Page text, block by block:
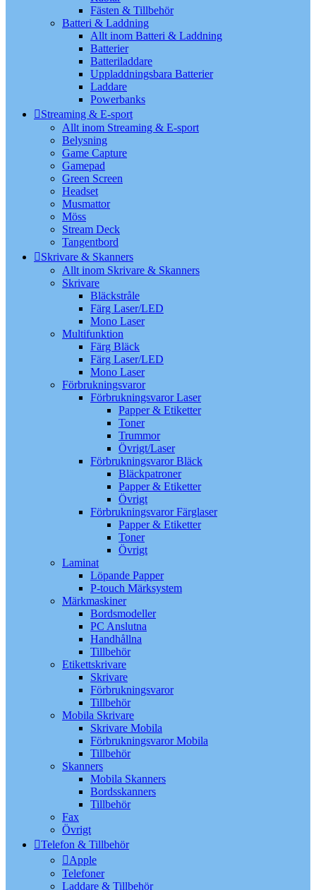
Fästen & Tillbehör
Batteri & Laddning
Allt inom Batteri & Laddning
Batterier
Batteriladdare
Uppladdningsbara Batterier
Laddare
Powerbanks
Streaming & E-sport
Allt inom Streaming & E-sport
Belysning
Game Capture
Gamepad
Green Screen
Headset
Musmattor
Möss
Stream Deck
Tangentbord
Skrivare & Skanners
Allt inom Skrivare & Skanners
Skrivare
Bläckstråle
Färg Laser/LED
Mono Laser
Multifunktion
Färg Bläck
Färg Laser/LED
Mono Laser
Förbrukningsvaror
Förbrukningsvaror Laser
Papper & Etiketter
Toner
Trummor
Övrigt/Laser
Förbrukningsvaror Bläck
Bläckpatroner
Papper & Etiketter
Övrigt
Förbrukningsvaror Färglaser
Papper & Etiketter
Toner
Övrigt
Laminat
Löpande Papper
P-touch Märksystem
Märkmaskiner
Bordsmodeller
PC Anslutna
Handhållna
Tillbehör
Etikettskrivare
Skrivare
Förbrukningsvaror
Tillbehör
Mobila Skrivare
Skrivare Mobila
Förbrukningsvaror Mobila
Tillbehör
Skanners
Mobila Skanners
Bordsskanners
Tillbehör
Fax
Övrigt
Telefon & Tillbehör
Apple
Telefoner
Laddare & Tillbehör